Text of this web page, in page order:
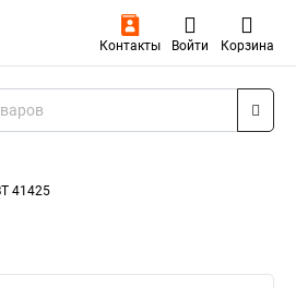
Контакты Войти Корзина
41425